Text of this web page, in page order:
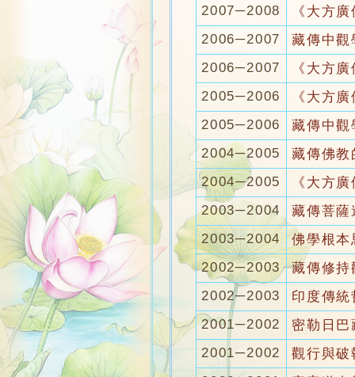
2007─2008
《大方
2006─2007
藏傳中
2006─2007
《大方
2005─2006
《大方
2005─2006
藏傳中
2004─2005
藏傳佛
2004─2005
《大方
2003─2004
藏傳菩薩
2003─2004
佛學根
2002─2003
藏傳修持
2002─2003
印度傳
2001─2002
密勒日
2001─2002
觀行與